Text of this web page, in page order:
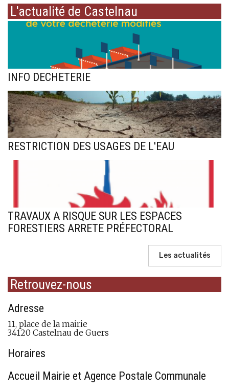
L'actualité de Castelnau
INFO DECHETERIE
RESTRICTION DES USAGES DE L'EAU
TRAVAUX A RISQUE SUR LES ESPACES
FORESTIERS ARRETE PRÉFECTORAL
Les actualités
Retrouvez-nous
Adresse
11, place de la mairie
34120 Castelnau de Guers
Horaires
Accueil Mairie et Agence Postale Communale